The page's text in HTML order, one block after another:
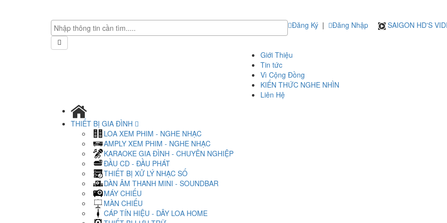
Đăng Ký | Đăng Nhập SAIGON HD'S
Giới Thiệu
Tin tức
Vì Cộng Đồng
KIẾN THỨC NGHE NHÌN
Liên Hệ
THIẾT BỊ GIA ĐÌNH
LOA XEM PHIM - NGHE NHẠC
AMPLY XEM PHIM - NGHE NHẠC
KARAOKE GIA ĐÌNH - CHUYÊN NGHIỆP
ĐẦU CD - ĐẦU PHÁT
THIẾT BỊ XỬ LÝ NHẠC SỐ
DÀN ÂM THANH MINI - SOUNDBAR
MÁY CHIẾU
MÀN CHIẾU
CÁP TÍN HIỆU - DÂY LOA HOME